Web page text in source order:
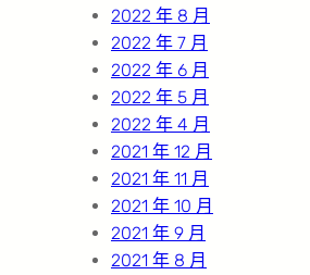
2022 年 8 月
2022 年 7 月
2022 年 6 月
2022 年 5 月
2022 年 4 月
2021 年 12 月
2021 年 11 月
2021 年 10 月
2021 年 9 月
2021 年 8 月